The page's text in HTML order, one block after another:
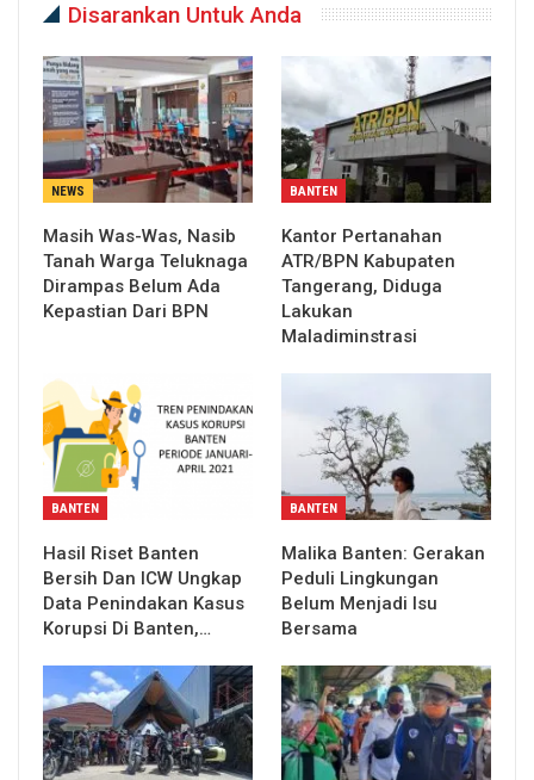
Disarankan Untuk Anda
NEWS
Masih Was-Was, Nasib
Tanah Warga Teluknaga
Dirampas Belum Ada
Kepastian Dari BPN
BANTEN
Kantor Pertanahan
ATR/BPN Kabupaten
Tangerang, Diduga
Lakukan
Maladiminstrasi
BANTEN
Hasil Riset Banten
Bersih Dan ICW Ungkap
Data Penindakan Kasus
Korupsi Di Banten,…
BANTEN
Malika Banten: Gerakan
Peduli Lingkungan
Belum Menjadi Isu
Bersama